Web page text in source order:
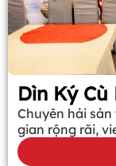
Dìn Ký Cù
Chuyên hải
gian rộng rãi,